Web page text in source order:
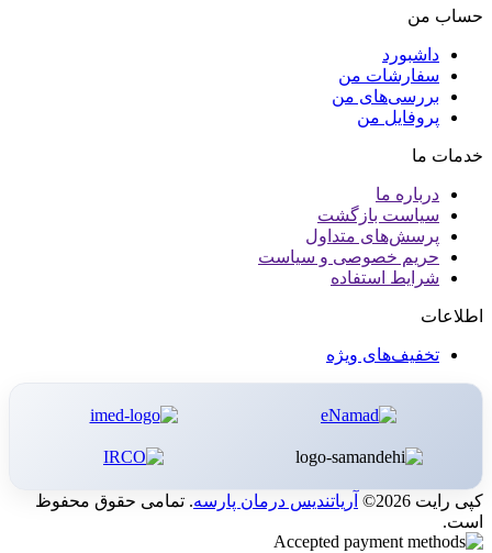
حساب من
داشبورد
سفارشات من
بررسی‌های من
پروفایل من
خدمات ما
درباره ما
سیاست بازگشت
پرسش‌های متداول
حریم خصوصی و سیاست
شرایط استفاده
اطلاعات
تخفیف‌های ویژه
کپی رایت 2026© آریاتندیس درمان پارسه. تمامی حقوق محفوظ
است.